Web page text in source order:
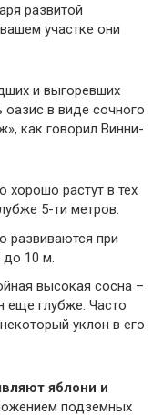
развитой
участке они
и выгоревших
оазис в виде сочного
как говорил Винни-
хорошо растут в тех
5-ти метров.
развиваются при
до 10 м.
высокая сосна –
еще глубже. Часто
уклон в его
яблони и
подземных